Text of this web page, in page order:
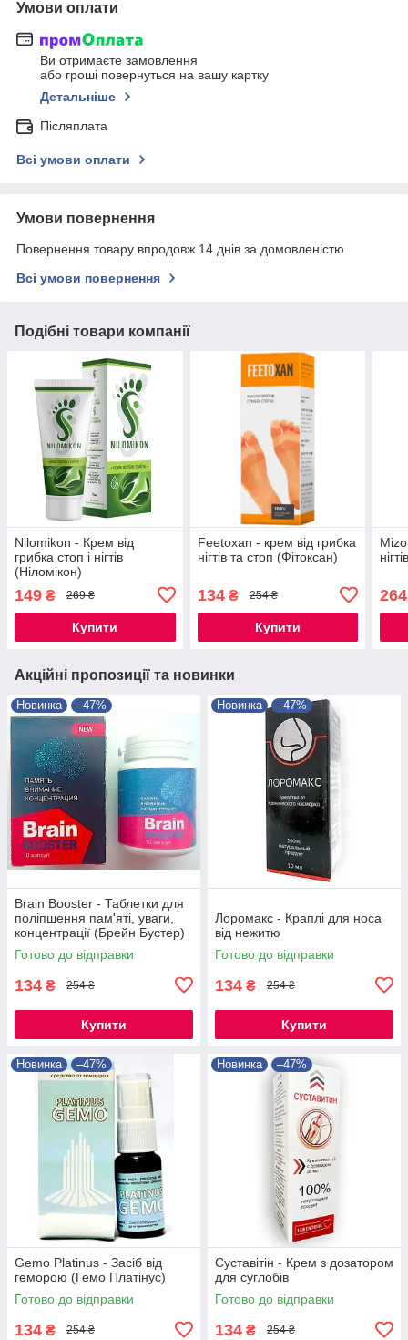
Умови оплати
Ви отримаєте замовлення
або гроші повернуться на вашу картку
Детальніше
Післяплата
Всі умови оплати
Умови повернення
Повернення товару впродовж 14 днів за домовленістю
Всі умови повернення
Подібні товари компанії
Nilomikon - Крем від
грибка стоп і нігтів
(Ніломікон)
149 ₴ 269 ₴
Купити
Feetoxan - крем від грибка
нігтів та стоп (Фітоксан)
134₴ 254 ₴
Купити
264
Акційні пропозиції та новинки
Новинка –47%
Brain Booster - Таблетки для
поліпшення пам'яті, уваги,
концентрації (Брейн Бустер)
Готово до відправки
134 ₴ 254 ₴
Купити
Новинка –47%
Лоромакс - Краплі для носа
від нежитю
Готово до відправки
134 ₴ 254 ₴
Купити
Новинка –47%
Gemo Platinus - Засіб від
геморою (Гемо Платінус)
Готово до відправки
134 ₴ 254 ₴
Новинка –47%
Суставітін - Крем з дозатором
для суглобів
Готово до відправки
134 ₴ 254 ₴